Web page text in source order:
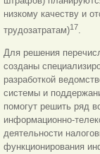
низкому качеству и
трудозатратам)17.
Для решения
созданы
разработкой
системы и
помогут решить ряд
информационно-
деятельности
функционирования